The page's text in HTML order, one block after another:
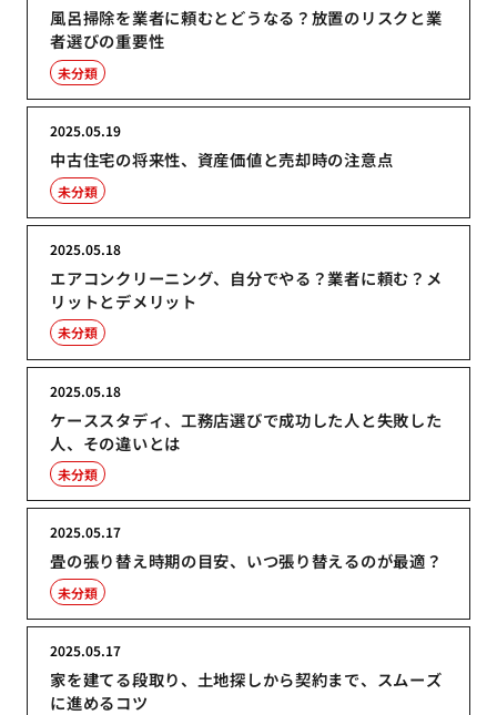
風呂掃除を業者に頼むとどうなる？放置のリスクと業
者選びの重要性
未分類
中古住宅の将来性、資産価値と売却時の注意点
2025.05.19
未分類
エアコンクリーニング、自分でやる？業者に頼む？メ
リットとデメリット
2025.05.18
未分類
ケーススタディ、工務店選びで成功した人と失敗した
人、その違いとは
2025.05.18
未分類
畳の張り替え時期の目安、いつ張り替えるのが最適？
2025.05.17
未分類
家を建てる段取り、土地探しから契約まで、スムーズ
に進めるコツ
2025.05.17